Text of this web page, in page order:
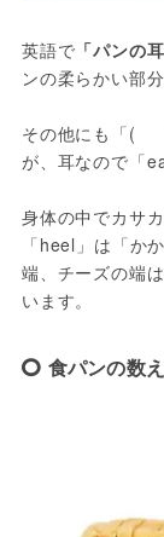
英語で 「パンの
ンの柔らかい部
その他にも「(　
が、耳なので「
身体の中でカサ
「heel」は「か
端、チーズの端
います。
食パンの数